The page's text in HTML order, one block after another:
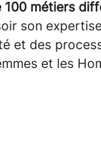
100 métiers
son
et des
et les